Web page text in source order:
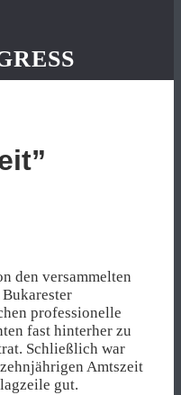
den versammelten
professionelle
fast hinterher zu
Schließlich war
Amtszeit
gut.